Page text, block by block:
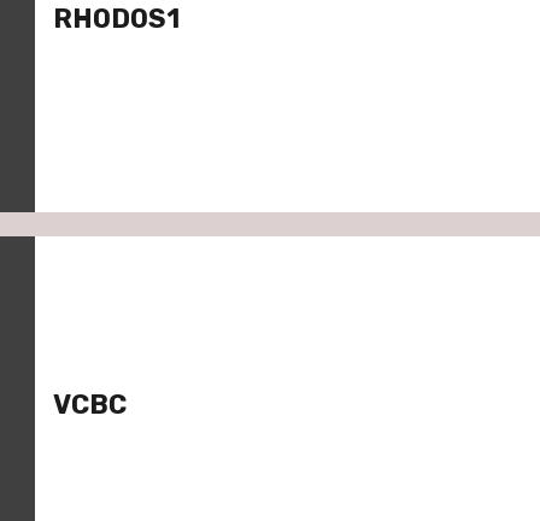
RHODOS1
VCBC